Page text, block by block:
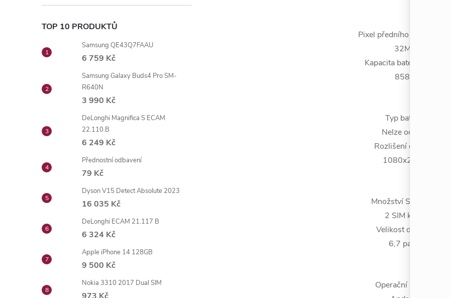
TOP 10 PRODUKTŮ
Samsung QE43Q7FAAU
6 759 Kč
Samsung Galaxy Buds4 Pro SM-
R640N
3 990 Kč
DeLonghi Magnifica S ECAM
22.110.B
6 249 Kč
Přednostní odbavení
79 Kč
Dyson V15 Detect Absolute 2023
16 035 Kč
DeLonghi ECAM 21.117 B
6 324 Kč
Apple iPhone 14 128GB
9 500 Kč
Nokia 3310 2017 Dual SIM
973 Kč
Pixel předního
32MP
Kapacita baterie (mAh)
8580
Typ baterie
Nelze oddělit
Rozlišení displeje
1080x2412
Množství SIM karet
2 SIM karty
Velikost displeje
6,7 palce
Operační systém